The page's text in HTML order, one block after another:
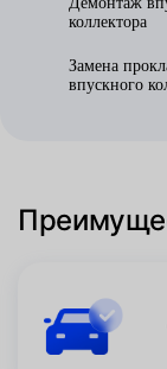
коллектора
Замена
впускного